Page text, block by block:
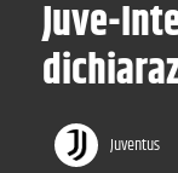
Juve-
Juventus